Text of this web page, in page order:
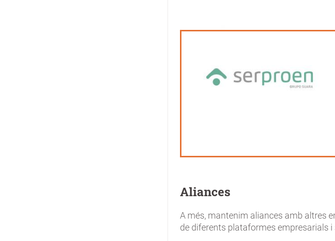
Aliances
A més, mantenim aliances amb altres
de diferents plataformes empresarials i